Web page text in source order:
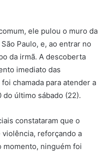
ele pulou o muro da
Paulo, e, ao entrar no
da irmã. A descoberta
imediato das
chamada para atender a
do último sábado (22).
constataram que o
reforçando a
momento, ninguém foi